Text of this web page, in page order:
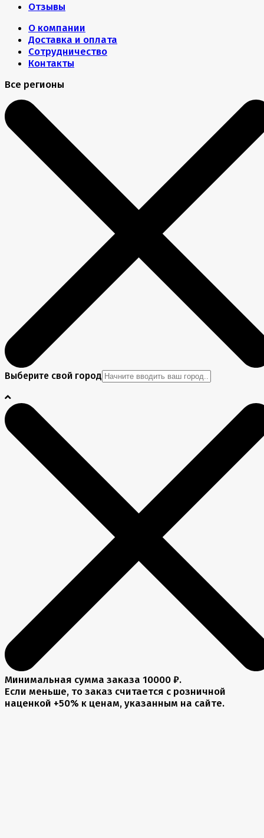
Отзывы
О компании
Доставка и оплата
Сотрудничество
Контакты
Все регионы
Выберите свой город
Минимальная сумма заказа 10000 ₽.
Если меньше, то заказ считается с розничной
наценкой +50% к ценам, указанным на сайте.